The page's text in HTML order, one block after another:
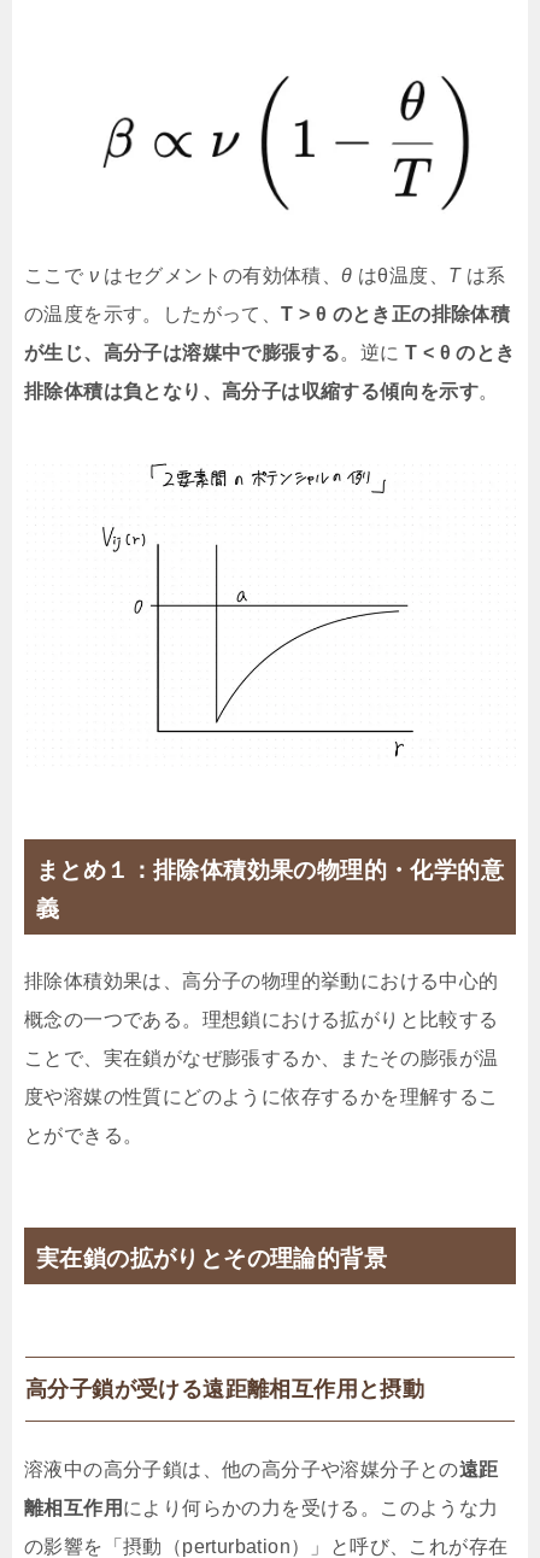
ここで ν はセグメントの有効体積、θ はθ温度、 Tは系
の温度を示す。したがって、T > θ のとき正の排除体積
が生じ、高分子は溶媒中で膨張する。逆にT < θ のとき
排除体積は負となり、高分子は収縮する傾向を示す。
まとめ１：排除体積効果の物理的・化学的意
義
排除体積効果は、高分子の物理的挙動における中心的
概念の一つである。理想鎖における拡がりと比較する
ことで、実在鎖がなぜ膨張するか、またその膨張が温
度や溶媒の性質にどのように依存するかを理解するこ
とができる。
実在鎖の拡がりとその理論的背景
高分子鎖が受ける遠距離相互作用と摂動
溶液中の高分子鎖は、他の高分子や溶媒分子との遠距
離相互作用 により何らかの力を受ける。このような力
の影響を「摂動（perturbation）」と呼び、これが存在